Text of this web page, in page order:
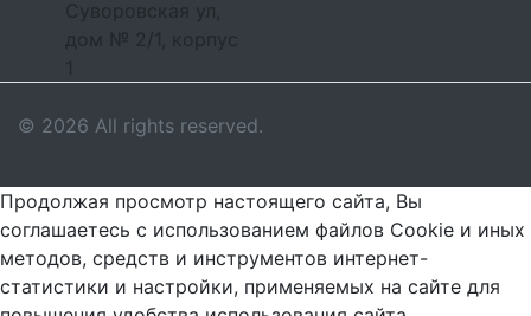
Суворовская ул,
дом № 2/1, корпус
© 2026 All rights reserved.
Продолжая просмотр настоящего сайта, Вы
соглашаетесь с использованием файлов Cookie и иных
методов, средств и инструментов интернет-
статистики и настройки, применяемых на сайте для